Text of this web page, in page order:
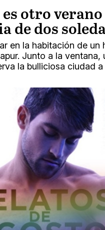
es otro verano
de dos
en la habitación de un
Junto a la ventana,
la bulliciosa ciudad a